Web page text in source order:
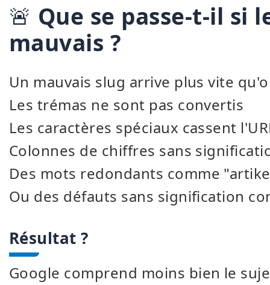
🚨 Que se passe-t-il si
mauvais ?
Un mauvais slug arrive plus vite
Les trémas ne sont pas convertis
Les caractères spéciaux cassent
Colonnes de chiffres sans
Des mots redondants comme
Ou des défauts sans signification
Résultat ?
Google comprend moins bien le